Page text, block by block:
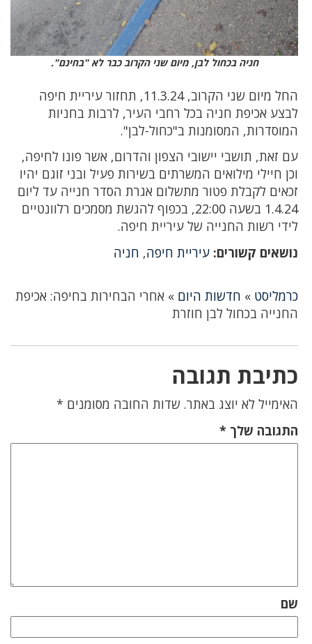
חניה בכחול לבן, מיום שני הקרוב כבר לא "בחינם".
החל מיום שני הקרוב, 11.3.24, תחזור עיריית חיפה
לבצע אכיפת חניה בכל רחבי העיר, לרבות בחניות
המוסדרות, המסומנות ב"כחול-לבן".
עם זאת, תושבי יישובי הצפון והדרום, אשר פונו לחיפה,
וכן חיילי מילואים המשרתים בשירות פעיל ובני זוגם יהיו
זכאים לקבלת פטור מתשלום אגרת הסדר חנייה עד ליום
1.4.24 בשעה 22:00, בכפוף להגשת מסמכים רלוונטיים
לידי רשות החנייה של עיריית חיפה.
נושאים קשורים: עיריית חיפה, חניה
כרמליסט » חדשות היום » אחרי הבחירות בחיפה: אכיפת
החנייה בכחול לבן חוזרת
כתיבת תגובה
האימייל לא יוצג באתר. שדות החובה מסומנים *
התגובה שלך *
שם